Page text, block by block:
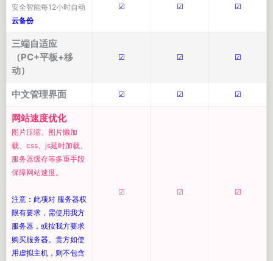
安全智能每12小时自动
云备份
☑ ☑ ☑
三端自适应
（PC+平板+移
动）
☑ ☑ ☑
中文管理界面 ☑ ☑ ☑
网站速度优化
图片压缩、图片懒加
载、css、js延时加载、
服务器缓存等多重手段
保障网站速度。
注意：此项对 服务器权
限有要求，需使用我方
服务器，或按我方要求
购买服务器。贵方如使
用虚拟主机，则不包含
☑ ☑ ☑